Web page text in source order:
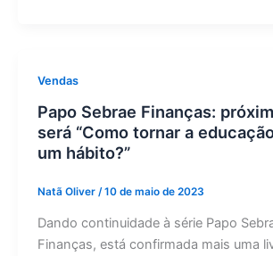
Vendas
Papo Sebrae Finanças:
será “Como tornar a
um hábito?”
Natã Oliver /10 de maio de 2023
Dando continuidade à série Papo
Finanças, está confirmada mais uma